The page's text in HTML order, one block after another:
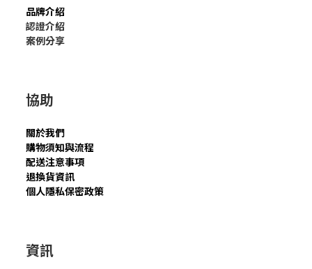
品牌介紹
認證介紹
案例分享
協助
關於我們
購物須知與流程
配送注意事項
退換貨資訊
個人隱私保密政策
資訊